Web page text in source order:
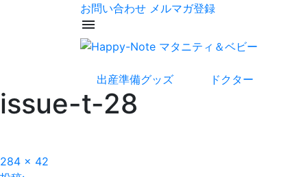
お問い合わせ メルマガ登録
menu
出産準備グッズ ドクター
issue-t-28
フ
284 × 42